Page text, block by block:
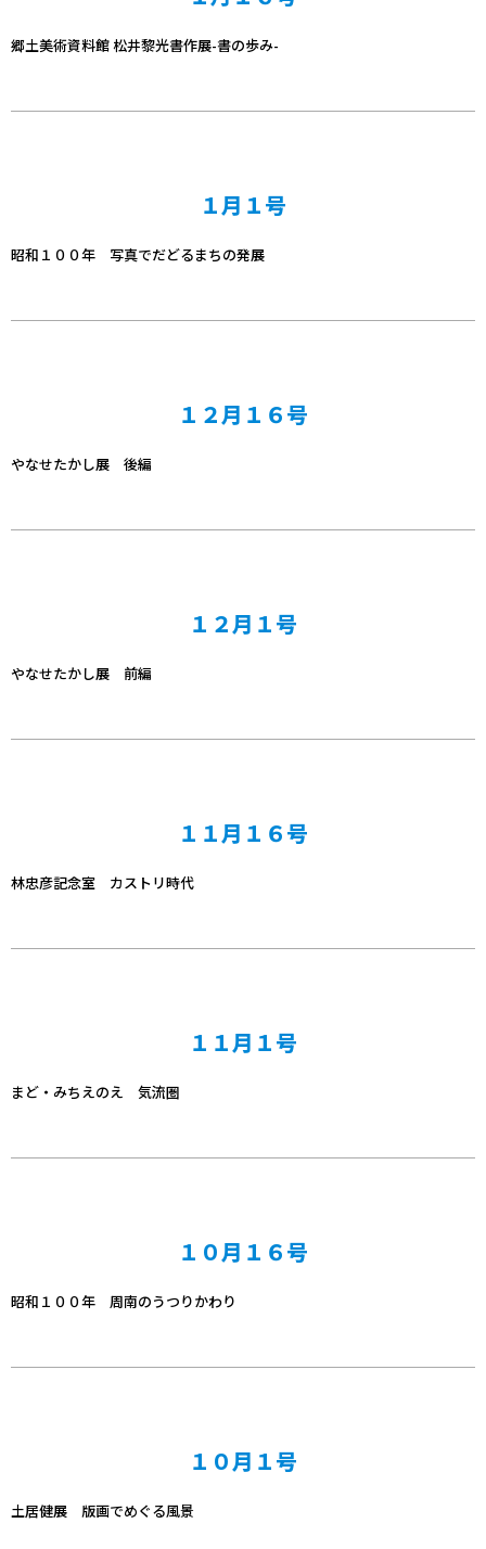
郷土美術資料館 松井黎光書作展-書の歩み-
１月１号
昭和１００年 写真でだどるまちの発展
１２月１６号
やなせたかし展 後編
１２月１号
やなせたかし展 前編
１１月１６号
林忠彦記念室 カストリ時代
１１月１号
まど・みちえのえ 気流圏
１０月１６号
昭和１００年 周南のうつりかわり
１０月１号
土居健展 版画でめぐる風景